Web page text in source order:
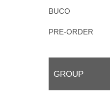
BUCO
PRE-ORDER
GROUP